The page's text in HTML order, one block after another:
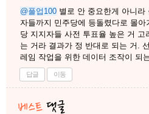
@풀업100 별로 안 중요한게 아니라
자들까지 민주당에 등돌렸다로 몰
당 지지자들 사전 투표율 높은 거
는 거라 결과가 정 반대로 되는 거.
레임 작업을 위한 데이터 조작이 되
답글 이동